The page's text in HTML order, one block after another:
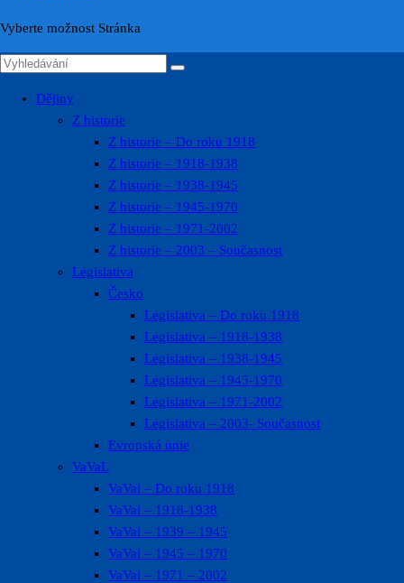
Vyberte možnost Stránka
Dějiny
Z historie
Z historie – Do roku 1918
Z historie – 1918-1938
Z historie – 1938-1945
Z historie – 1945-1970
Z historie – 1971-2002
Z historie – 2003 – Současnost
Legislativa
Česko
Legislativa – Do roku 1918
Legislativa – 1918-1938
Legislativa – 1938-1945
Legislativa – 1945-1970
Legislativa – 1971-2002
Legislativa – 2003- Současnost
Evropská unie
VaVaL
VaVal – Do roku 1918
VaVal – 1918-1938
VaVal – 1939 – 1945
VaVal – 1945 – 1970
VaVal – 1971 – 2002